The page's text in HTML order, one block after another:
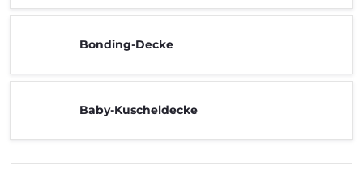
Bonding-Decke
Baby-Kuscheldecke